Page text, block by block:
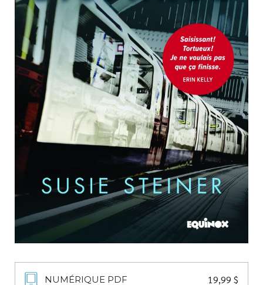
Nouveautés
Numérique
Livres audio
Meilleurs vendeurs
Page vedette
AUTEURS
À PROPOS
NUMÉRIQUE PDF 19,99 $